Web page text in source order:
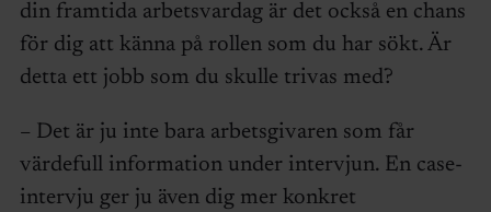
din framtida arbetsvardag är det också en chans
för dig att känna på rollen som du har sökt. Är
detta ett jobb som du skulle trivas med?
– Det är ju inte bara arbetsgivaren som får
värdefull information under intervjun. En case-
intervju ger ju även dig mer konkret